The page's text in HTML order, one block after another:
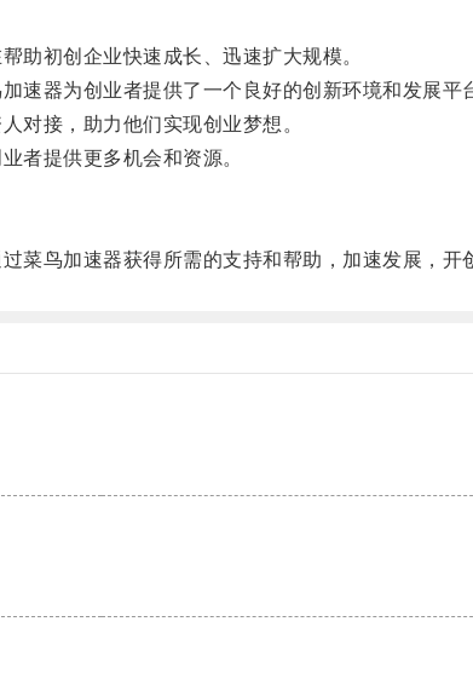
初创企业快速成长、迅速扩大规模。
器为创业者提供了一个良好的创新环境和发展平
接，助力他们实现创业梦想。
提供更多机会和资源。
鸟加速器获得所需的支持和帮助，加速发展，开